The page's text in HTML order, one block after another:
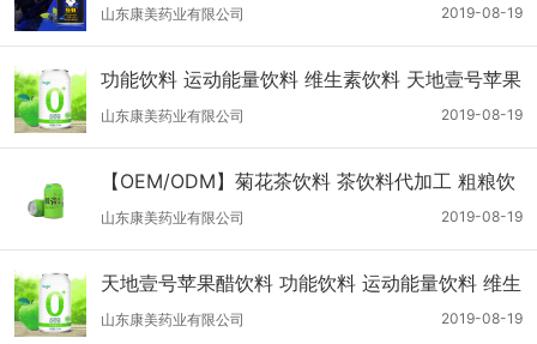
虎饮料代加工
2019-08-19
山东康美药业有限公司
功能饮料 运动能量饮料 维生素饮料 天地壹号苹果
醋饮料 液体饮料代加工
2019-08-19
山东康美药业有限公司
【OEM/ODM】菊花茶饮料 茶饮料代加工 粗粮饮
料 无糖饮料代加工 荷叶茶饮料 铁观音茶饮料 普
洱茶饮料代加工
2019-08-19
山东康美药业有限公司
天地壹号苹果醋饮料 功能饮料 运动能量饮料 维生
素饮料 液体饮料代加工
2019-08-19
山东康美药业有限公司